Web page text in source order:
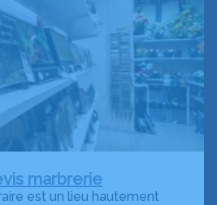
marbrerie
est un lieu hautement